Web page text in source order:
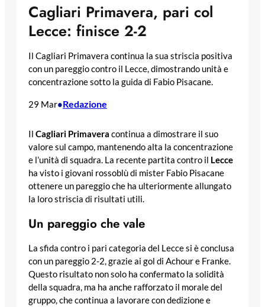
Cagliari Primavera, pari col
Lecce: finisce 2-2
Il Cagliari Primavera continua la sua striscia positiva
con un pareggio contro il Lecce, dimostrando unità e
concentrazione sotto la guida di Fabio Pisacane.
29 Mar•Redazione
Il Cagliari Primavera continua a dimostrare il suo
valore sul campo, mantenendo alta la concentrazione
e l’unità di squadra. La recente partita contro il Lecce
ha visto i giovani rossoblù di mister Fabio Pisacane
ottenere un pareggio che ha ulteriormente allungato
la loro striscia di risultati utili.
Un pareggio che vale
La sfida contro i pari categoria del Lecce si è conclusa
con un pareggio 2-2, grazie ai gol di Achour e Franke.
Questo risultato non solo ha confermato la solidità
della squadra, ma ha anche rafforzato il morale del
gruppo, che continua a lavorare con dedizione e